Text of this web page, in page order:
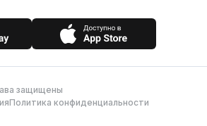
защищены
Политика конфиденциальности